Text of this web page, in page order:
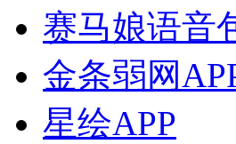
赛马娘语音
金条弱网
星绘APP